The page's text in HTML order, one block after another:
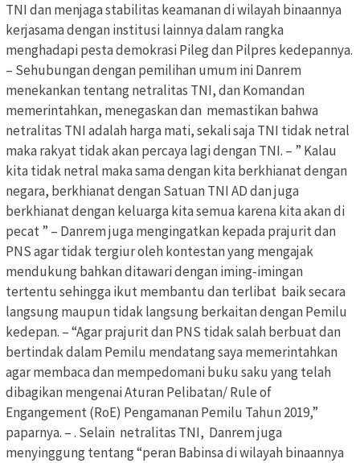
TNI dan menjaga stabilitas keamanan di wilayah binaannya
kerjasama dengan institusi lainnya dalam rangka
menghadapi pesta demokrasi Pileg dan Pilpres kedepannya.
– Sehubungan dengan pemilihan umum ini Danrem
menekankan tentang netralitas TNI, dan Komandan
memerintahkan, menegaskan dan memastikan bahwa
netralitas TNI adalah harga mati, sekali saja TNI tidak netral
maka rakyat tidak akan percaya lagi dengan TNI. – ” Kalau
kita tidak netral maka sama dengan kita berkhianat dengan
negara, berkhianat dengan Satuan TNI AD dan juga
berkhianat dengan keluarga kita semua karena kita akan di
pecat ” – Danrem juga mengingatkan kepada prajurit dan
PNS agar tidak tergiur oleh kontestan yang mengajak
mendukung bahkan ditawari dengan iming-imingan
tertentu sehingga ikut membantu dan terlibat baik secara
langsung maupun tidak langsung berkaitan dengan Pemilu
kedepan. – “Agar prajurit dan PNS tidak salah berbuat dan
bertindak dalam Pemilu mendatang saya memerintahkan
agar membaca dan mempedomani buku saku yang telah
dibagikan mengenai Aturan Pelibatan/ Rule of
Engangement (RoE) Pengamanan Pemilu Tahun 2019,”
paparnya. – . Selain netralitas TNI, Danrem juga
menyinggung tentang “peran Babinsa di wilayah binaannya